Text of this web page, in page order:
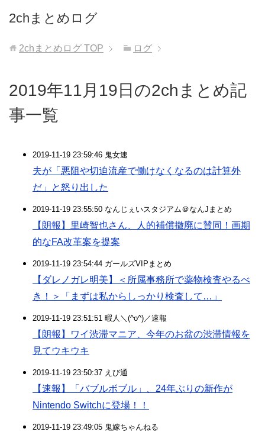
2chまとめログ
2chまとめログ TOP ログ
2019年11月19日の2chまとめ記
事一覧
2019-11-19 23:59:46 鬼女速
夫が「悪阻や切迫流産で働けなくなるのは計算外
だ」と怒り出した
2019-11-19 23:55:50 なんじぇいスタジアム＠なんJまとめ
【朗報】里崎智也さん、人的補償撤廃に賛同！画期
的なFA改革案を提案
2019-11-19 23:54:44 ガールズVIPまとめ
【ダレノガレ明美】＜所属事務所で薬物検査やるべ
き！＞「まずは私からしっかり検査して…」
2019-11-19 23:51:51 暇人＼(^o^)／速報
【朗報】ワイ渋滞マニア、今年のお盆の渋滞情報を
見てウキウキ
2019-11-19 23:50:37 えび通
【速報】「バブルボブル」、24年ぶりの新作が
Nintendo Switchに登場！！
2019-11-19 23:49:05 鬼嫁ちゃんねる